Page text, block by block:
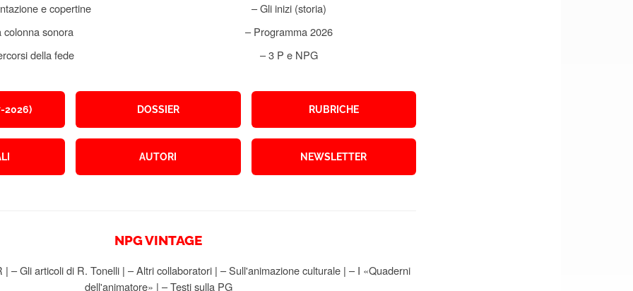
e copertine
– Gli inizi (storia)
colonna sonora
– Programma 2026
della fede
– 3 P e NPG
2026) DOSSIER RUBRICHE
AUTORI NEWSLETTER
NPG VINTAGE
| – Gli articoli di R. Tonelli| – Altri collaboratori| – Sull'animazione culturale| – I «Quaderni
dell'animatore» | – Testi sulla PG